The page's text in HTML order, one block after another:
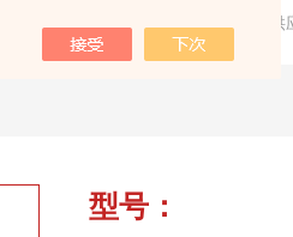
进口比例阀PRM2-063Z11/15-24雅歌供
型号：